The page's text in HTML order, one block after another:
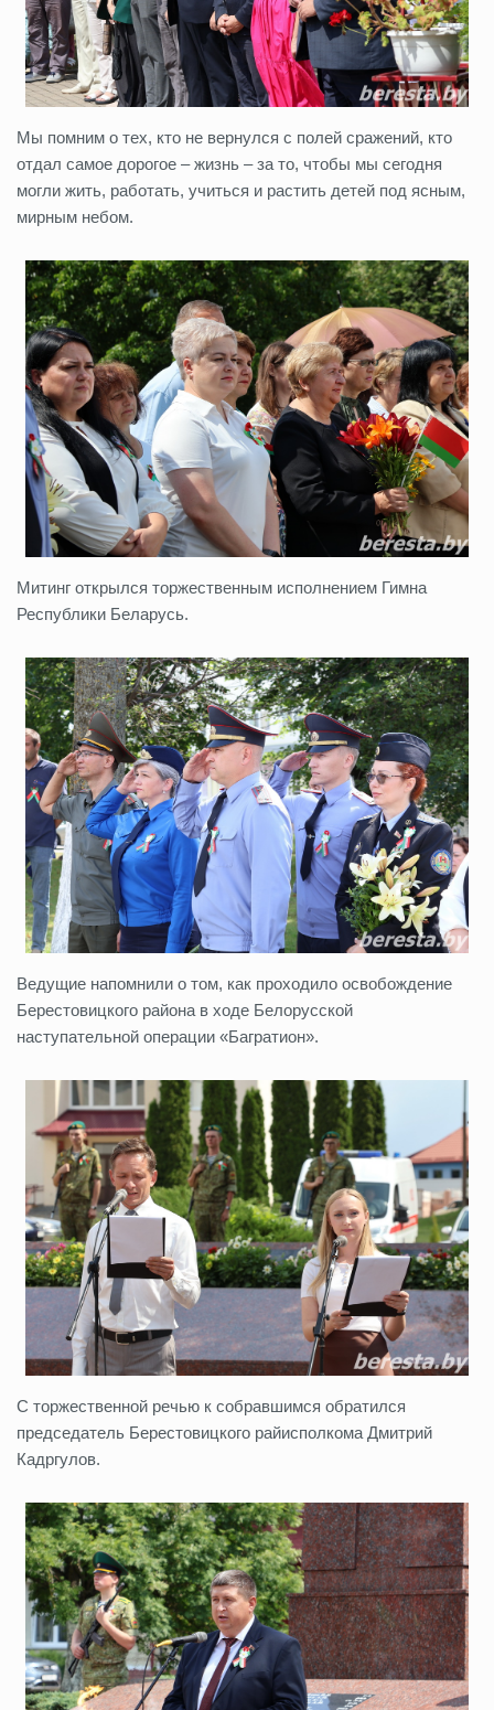
Мы помним о тех, кто не вернулся с полей сражений, кто
отдал самое дорогое – жизнь – за то, чтобы мы сегодня
могли жить, работать, учиться и растить детей под ясным,
мирным небом.
Митинг открылся торжественным исполнением Гимна
Республики Беларусь.
Ведущие напомнили о том, как проходило освобождение
Берестовицкого района в ходе Белорусской
наступательной операции «Багратион».
С торжественной речью к собравшимся обратился
председатель Берестовицкого райисполкома Дмитрий
Кадргулов.